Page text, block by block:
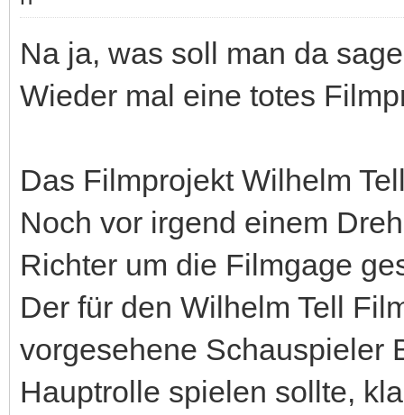
Na ja, was soll man da
Wieder mal eine totes
Das Filmprojekt Wilhelm
Noch vor irgend einem
Richter um die Filmgage
Der für den Wilhelm Tell
vorgesehene Schauspieler
Hauptrolle spielen sollte,